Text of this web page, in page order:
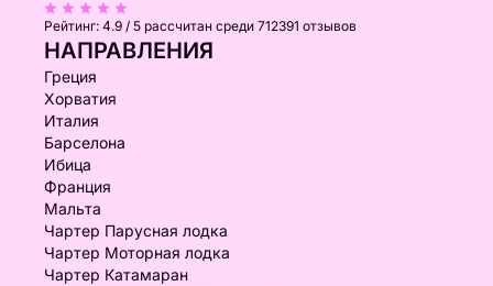
Рейтинг: 4.9 / 5 рассчитан среди 712391 отзывов
НАПРАВЛЕНИЯ
Греция
Хорватия
Италия
Барселона
Ибица
Франция
Мальта
Чартер Парусная лодка
Чартер Моторная лодка
Чартер Катамаран